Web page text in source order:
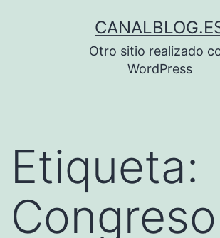
Otro sitio realizado
WordPress
Etiqueta: